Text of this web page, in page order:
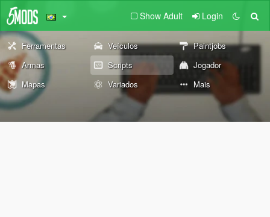
Show Adult Login
Ferramentas Veículos
Paintjobs
Armas
Scripts
Jogador
Mapas
Variados Mais